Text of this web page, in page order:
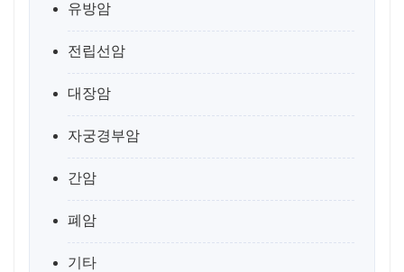
유방암
전립선암
대장암
자궁경부암
간암
폐암
기타